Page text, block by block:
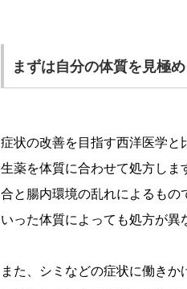
まずは自分の体質を見極
症状の改善を目指す西洋医学と
生薬を体質に合わせて処方しま
合と腸内環境の乱れによるもの
いった体質によっても処方が異
また、シミなどの症状に働き